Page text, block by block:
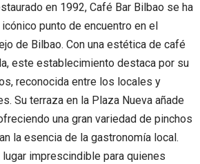
en 1992, Café Bar Bilbao se ha
punto de encuentro en el
de Bilbao. Con una estética de café
este establecimiento destaca por su
reconocida entre los locales y
Su terraza en la Plaza Nueva añade
una gran variedad de pinchos
la esencia de la gastronomía local.
imprescindible para quienes